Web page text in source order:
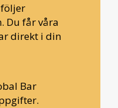
Du får våra
direkt i din
Bar